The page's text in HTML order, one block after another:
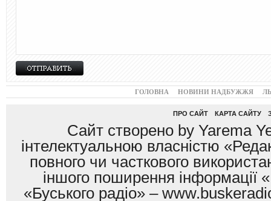
ГОЛОВНА НОВИНИ НАДБУЖЖЯ
ПРО САЙТ КАРТА САЙТУ
Сайт створено by Yarema
інтелектуальною власністю
повного чи часткового
іншого поширення інформації
«Буського радіо» –